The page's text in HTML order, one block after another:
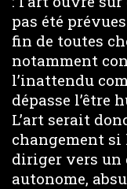
pas été
fin de toutes
notamment
l’inattendu
dépasse l’être
L’art serait
changement si
diriger vers
autonome,